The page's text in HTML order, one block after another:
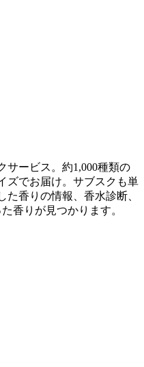
サービス。約1,000種類の
ズでお届け。サブスクも単
香りの情報、香水診断、
香りが見つかります。